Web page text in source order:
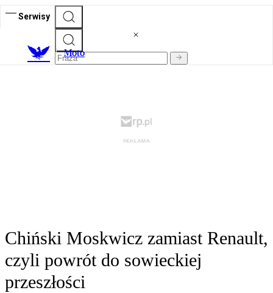
Serwisy
Moto
Chiński Moskwicz zamiast Renault,
czyli powrót do sowieckiej
przeszłości